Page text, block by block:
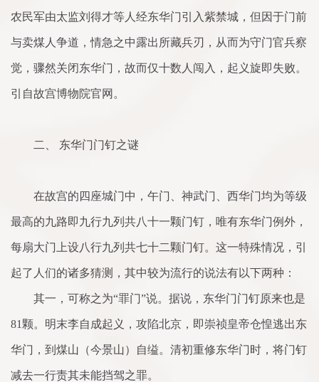
农民军由太监刘得才等人经东华门引入紫禁城，但因于门前
与卖煤人争道，情急之中露出所藏兵刃，从而为守门官兵察
觉，骤然关闭东华门，故而仅十数人闯入，起义旋即失败。
引自故宫博物院官网。
二、 东华门门钉之谜
在故宫的四座城门中，午门、神武门、西华门均为等级
最高的九路即九行九列共八十一颗门钉，唯有东华门例外，
每扇大门上设八行九列共七十二颗门钉。这一特殊情况，引
起了人们的诸多猜测，其中较为流行的说法有以下两种：
其一，可称之为“罪门”说。据说，东华门门钉原来也是
81颗。明末李自成起义，攻陷北京，即崇祯皇帝仓惶逃出东
华门，到煤山（今景山）自缢。清初重修东华门时，将门钉
减去一行责其未能挡驾之罪。